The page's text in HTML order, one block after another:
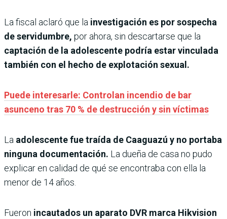
La fiscal aclaró que la investigación es por sospecha
de servidumbre, por ahora, sin descartarse que la
captación de la adolescente podría estar vinculada
también con el hecho de explotación sexual.
Puede interesarle: Controlan incendio de bar
asunceno tras 70 % de destrucción y sin víctimas
La adolescente fue traída de Caaguazú y no portaba
ninguna documentación. La dueña de casa no pudo
explicar en calidad de qué se encontraba con ella la
menor de 14 años.
Fueron incautados un aparato DVR marca Hikvision